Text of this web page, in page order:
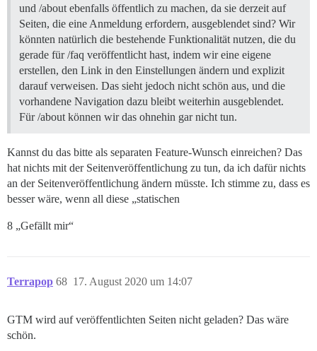
und /about ebenfalls öffentlich zu machen, da sie derzeit auf
Seiten, die eine Anmeldung erfordern, ausgeblendet sind? Wir
könnten natürlich die bestehende Funktionalität nutzen, die du
gerade für /faq veröffentlicht hast, indem wir eine eigene
erstellen, den Link in den Einstellungen ändern und explizit
darauf verweisen. Das sieht jedoch nicht schön aus, und die
vorhandene Navigation dazu bleibt weiterhin ausgeblendet.
Für /about können wir das ohnehin gar nicht tun.
Kannst du das bitte als separaten Feature-Wunsch einreichen? Das
hat nichts mit der Seitenveröffentlichung zu tun, da ich dafür nichts
an der Seitenveröffentlichung ändern müsste. Ich stimme zu, dass es
besser wäre, wenn all diese „statischen
8 „Gefällt mir“
Terrapop 17. August 2020 um 14:07
68
GTM wird auf veröffentlichten Seiten nicht geladen? Das wäre
schön.